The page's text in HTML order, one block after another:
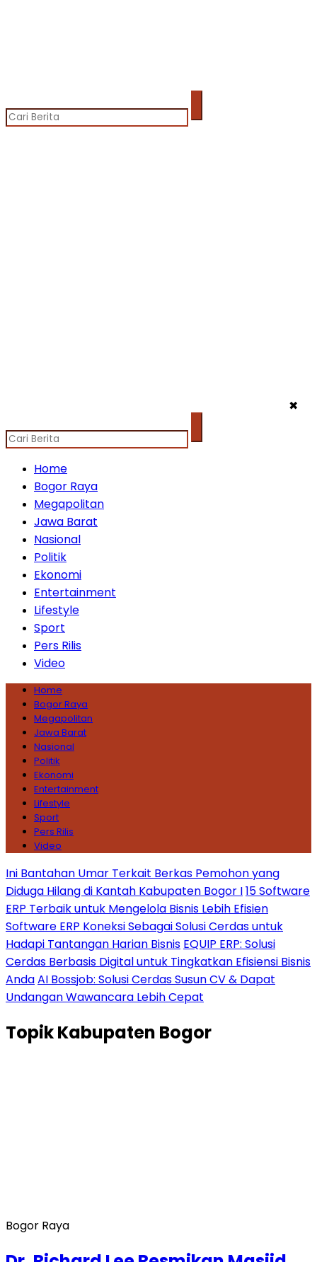
✖
Home
Bogor Raya
Megapolitan
Jawa Barat
Nasional
Politik
Ekonomi
Entertainment
Lifestyle
Sport
Pers Rilis
Video
Home
Bogor Raya
Megapolitan
Jawa Barat
Nasional
Politik
Ekonomi
Entertainment
Lifestyle
Sport
Pers Rilis
Video
Ini Bantahan Umar Terkait Berkas Pemohon yang
Diduga Hilang di Kantah Kabupaten Bogor I15 Software
ERP Terbaik untuk Mengelola Bisnis Lebih Efisien
Software ERP Koneksi Sebagai Solusi Cerdas untuk
Hadapi Tantangan Harian Bisnis EQUIP ERP: Solusi
Cerdas Berbasis Digital untuk Tingkatkan Efisiensi Bisnis
AndaAI Bossjob: Solusi Cerdas Susun CV & Dapat
Undangan Wawancara Lebih Cepat
TopikKabupaten Bogor
Bogor Raya